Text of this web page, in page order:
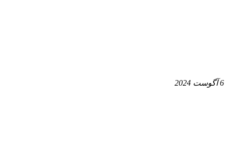
6 آگوست 2024